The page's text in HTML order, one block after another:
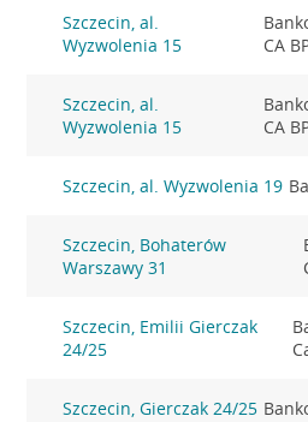
Szczecin, al.
Wyzwolenia 15
CA
Szczecin, al.
Wyzwolenia 15
CA
Szczecin, al. Wyzwolenia 19
Szczecin, Bohaterów
Warszawy 31
Szczecin, Emilii Gierczak
24/25
Szczecin, Gierczak 24/25